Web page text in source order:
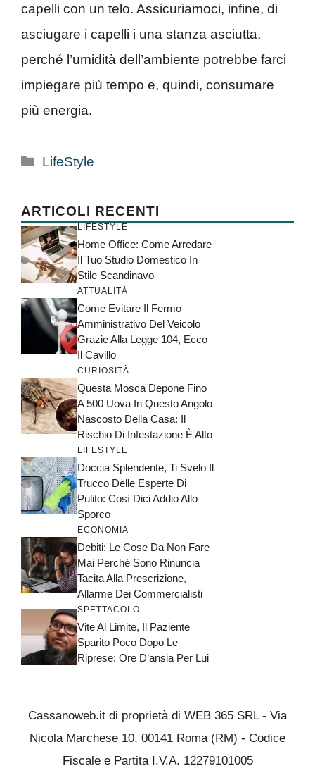
capelli con un telo. Assicuriamoci, infine, di
asciugare i capelli i una stanza asciutta,
perché l’umidità dell’ambiente potrebbe farci
impiegare più tempo e, quindi, consumare
più energia.
Categorie
LifeStyle
ARTICOLI RECENTI
LIFESTYLE
Home Office: Come Arredare
Il Tuo Studio Domestico In
Stile Scandinavo
ATTUALITÀ
Come Evitare Il Fermo
Amministrativo Del Veicolo
Grazie Alla Legge 104, Ecco
Il Cavillo
CURIOSITÀ
Questa Mosca Depone Fino
A 500 Uova In Questo Angolo
Nascosto Della Casa: Il
Rischio Di Infestazione È Alto
LIFESTYLE
Doccia Splendente, Ti Svelo Il
Trucco Delle Esperte Di
Pulito: Così Dici Addio Allo
Sporco
ECONOMIA
Debiti: Le Cose Da Non Fare
Mai Perché Sono Rinuncia
Tacita Alla Prescrizione,
Allarme Dei Commercialisti
SPETTACOLO
Vite Al Limite, Il Paziente
Sparito Poco Dopo Le
Riprese: Ore D’ansia Per Lui
Cassanoweb.it di proprietà di WEB 365 SRL - Via
Nicola Marchese 10, 00141 Roma (RM) - Codice
Fiscale e Partita I.V.A. 12279101005